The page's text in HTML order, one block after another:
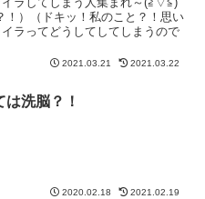
）（ドキッ！私のこと？！思い
ラってどうしてしてしまうので
2021.03.21 2021.03.22
は洗脳？！
2020.02.18 2021.02.19